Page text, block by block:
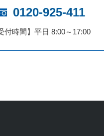
0120-925-411
付時間】平日 8:00～17:00